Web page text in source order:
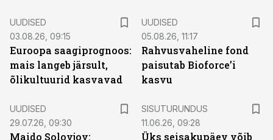
UUDISED
03.08.26, 09:15
Euroopa saagiprognoos:
mais langeb järsult,
õlikultuurid kasvavad
UUDISED
05.08.26, 11:17
Rahvusvaheline fond
paisutab Bioforce’i
kasvu
UUDISED
29.07.26, 09:30
Maido Solovjov:
SISUTURUNDUS
11.06.26, 09:28
Üks seisakupäev võib